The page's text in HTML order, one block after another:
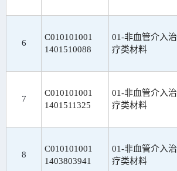
6
C010101001
1401510088
01-非血管介入治
疗类材料
7
C010101001
1401511325
01-非血管介入治
疗类材料
8
C010101001
1403803941
01-非血管介入治
疗类材料